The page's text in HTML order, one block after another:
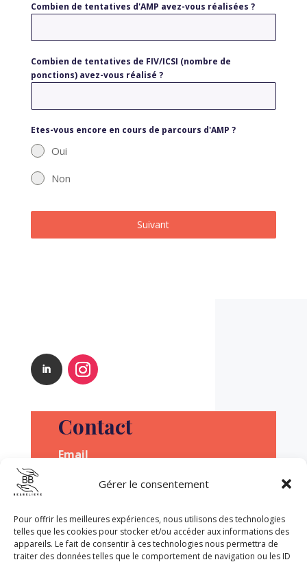
Gérer le consentement
Pour offrir les meilleures expériences, nous utilisons des technologies
telles que les cookies pour stocker et/ou accéder aux informations des
appareils. Le fait de consentir à ces technologies nous permettra de
traiter des données telles que le comportement de navigation ou les ID
Combien de tentatives d'AMP avez-vous réalisées ?
Combien de tentatives de FIV/ICSI (nombre de
ponctions) avez-vous réalisé ?
Etes-vous encore en cours de parcours d'AMP ?
Oui
Non
Suivant
Contact
Email
contact@beandbelieve.com